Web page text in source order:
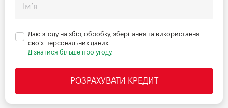
Прайс Range Rover Evoque 2.0 D 204 SE
Даю згоду на збір, обробку, зберігання та використання
своїх персональних даних.
Дізнатися більше про угоду.
РОЗРАХУВАТИ КРЕДИТ